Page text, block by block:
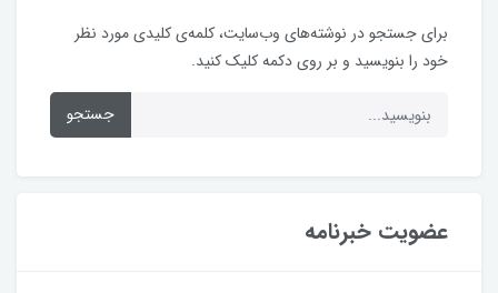
برای جستجو در نوشته‌های وب‌سایت، کلمه‌ی کلیدی مورد نظر
خود را بنویسید و بر روی دکمه کلیک کنید.
جستجو
عضویت خبرنامه